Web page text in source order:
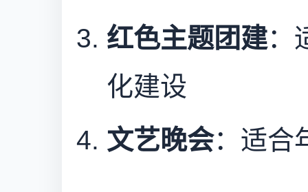
红色主题团建：
化建设
文艺晚会：适合